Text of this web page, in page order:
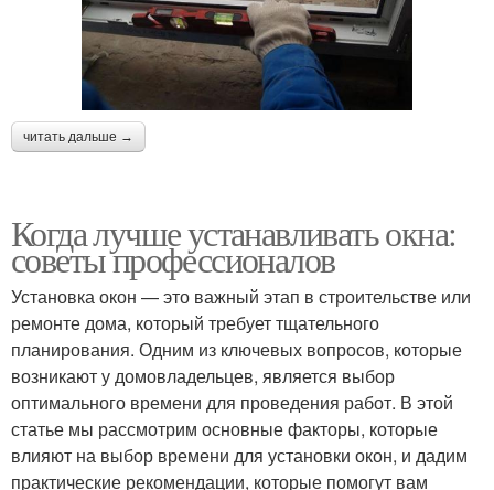
читать дальше →
Когда лучше устанавливать окна:
советы профессионалов
Установка окон — это важный этап в строительстве или
ремонте дома, который требует тщательного
планирования. Одним из ключевых вопросов, которые
возникают у домовладельцев, является выбор
оптимального времени для проведения работ. В этой
статье мы рассмотрим основные факторы, которые
влияют на выбор времени для установки окон, и дадим
практические рекомендации, которые помогут вам